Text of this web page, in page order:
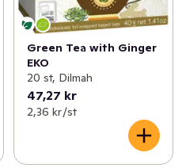
Green Tea with Ginger
EKO
20 st, Dilmah
47,27 kr
2,36 kr /st